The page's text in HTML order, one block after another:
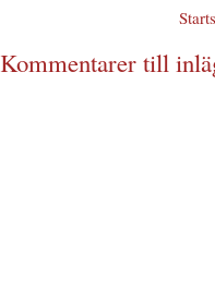
Kommentarer till